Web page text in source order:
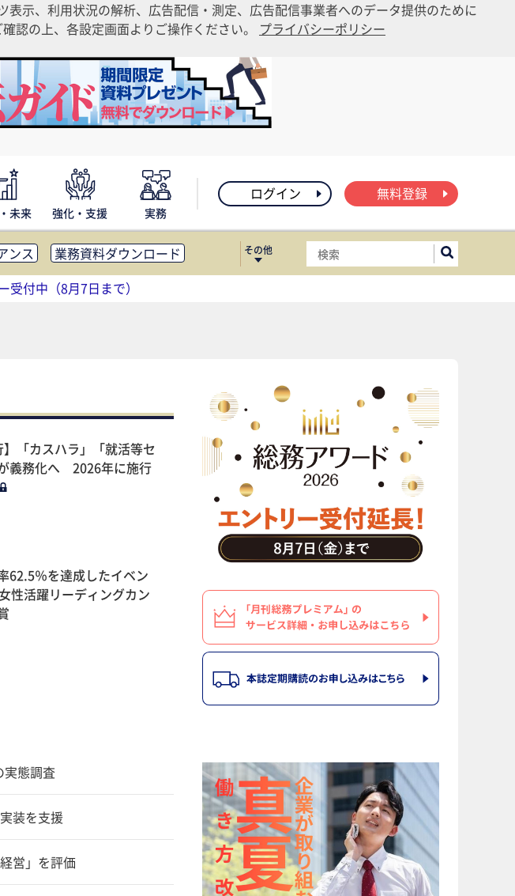
示、利用状況の解析、広告配信・測定、広告配信事業者へのデータ提供のために
認の上、各設定画面よりご操作ください。 プライバシーポリシー
未来 強化・支援 実務
ログイン 無料登録
ンス
業務資料ダウンロード
ョン活性化
FM・オフィス移転
ング・BPO
調査・レポート
その他
付中（8月7日まで）
】「カスハラ」「就活等セ
義務化へ 2026年に施行
62.5％を達成したイベン
性活躍リーディングカン
態調査
装を支援
営」を評価